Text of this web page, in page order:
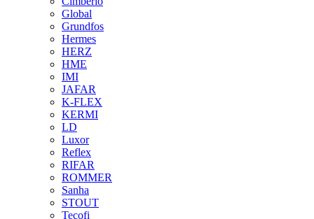
Global
Grundfos
Hermes
HERZ
HME
IMI
JAFAR
K-FLEX
KERMI
LD
Luxor
Reflex
RIFAR
ROMMER
Sanha
STOUT
Tecofi